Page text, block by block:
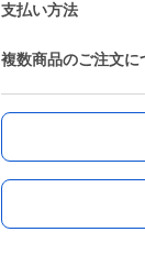
支払い方法
複数商品のご注文に